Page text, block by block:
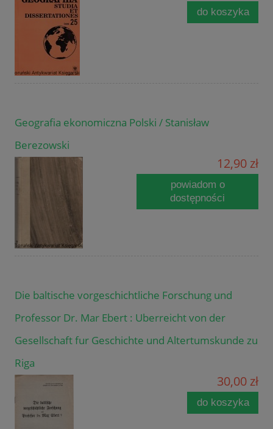
do koszyka
Geografia ekonomiczna Polski / Stanisław
Berezowski
12,90 zł
powiadom o
dostępności
Die baltische vorgeschichtliche Forschung und
Professor Dr. Mar Ebert : Uberreicht von der
Gesellschaft fur Geschichte und Altertumskunde zu
Riga
30,00 zł
do koszyka